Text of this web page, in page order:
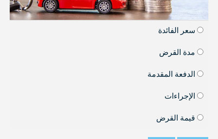
سعر الفائدة
مدة القرض
الدفعة المقدمة
الإجراءات
قيمة القرض